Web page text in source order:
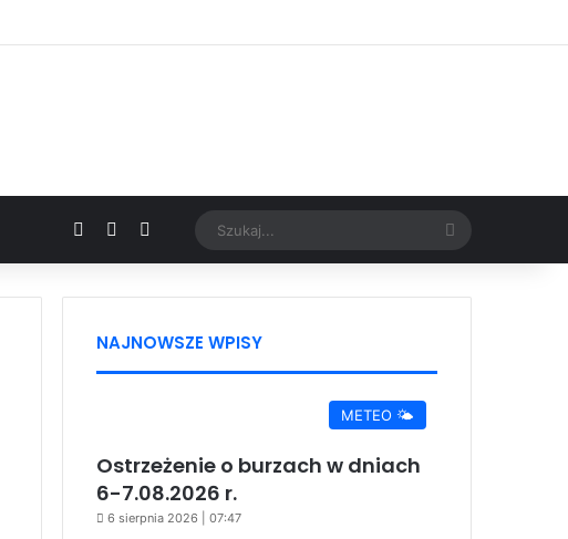
Facebook YouTubeGoogle News Szukaj...
NAJNOWSZE WPISY
METEO 🌤️
Ostrzeżenie o burzach w dniach
6-7.08.2026 r.
6 sierpnia 2026 | 07:47